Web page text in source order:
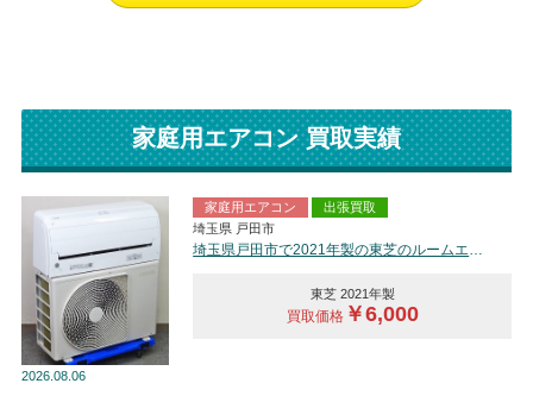
家庭用エアコン 買取実績
2026 08.06
家庭用エアコン
出張買取
埼玉県 戸田市
埼玉県戸田市で2021年製の東芝のルームエアコン【中古品】を買取しました。
東芝 2021年製
買取価格￥6,000